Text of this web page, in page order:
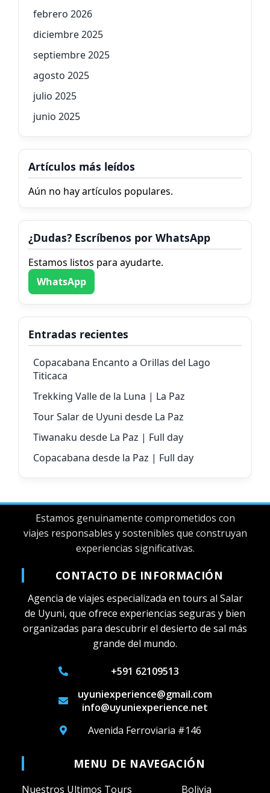
febrero 2026
diciembre 2025
septiembre 2025
agosto 2025
julio 2025
junio 2025
Artículos más leídos
Aún no hay artículos populares.
¿Dudas? Escríbenos por WhatsApp
Estamos listos para ayudarte.
WhatsApp
Entradas recientes
Copacabana Encanto a Orillas del Lago
Titicaca
Trekking Valle de la Luna | La Paz
Tour Salar de Uyuni desde La Paz
Tiwanaku desde La Paz | Full day
Copacabana desde la Paz | Full day
Estamos genuinamente comprometidos con
viajes responsables y sostenibles que construyan
experiencias significativas.
CONTACTO DE INFORMACIÓN
Agencia de viajes especializada en tours al Salar
de Uyuni, que ofrece experiencias seguras y bien
organizadas para descubrir el desierto de sal más
grande del mundo.
+591 62109513
uyuniexperience@gmail.com
info@uyuniexperience.net
Avenida Ferroviaria #146
MENU DE NAVEGACIÓN
Nuestros Ultimos Tours Bolivia